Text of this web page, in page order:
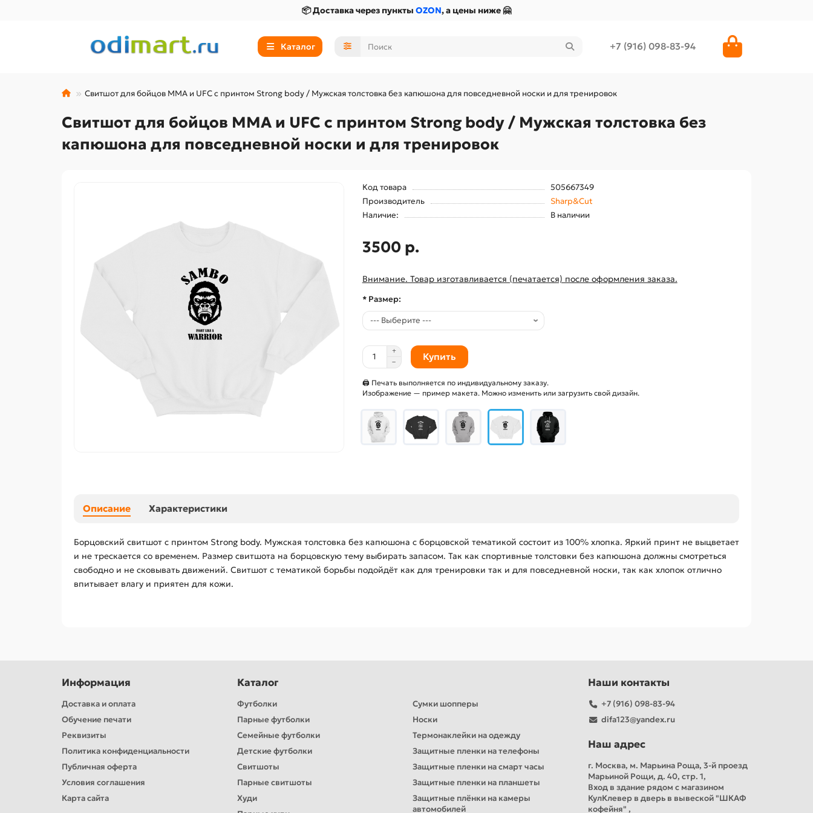
📦 Доставка через пункты OZON, а цены ниже 🤗
Каталог +7 (916) 098-83-94
Свитшот для бойцов ММА и UFC с принтом Strong body / Мужская толстовка без капюшона для повседневной носки и для тренировок
Свитшот для бойцов ММА и UFC с принтом Strong body / Мужская толстовка без
капюшона для повседневной носки и для тренировок
Код товара
505667349
Производитель
Sharp&Cut
Наличие:
В наличии
3500 р.
Внимание. Товар изготавливается (печатается) после оформления заказа.
* Размер:
Купить
🖨 Печать выполняется по индивидуальному заказу.
Изображение — пример макета. Можно изменить или загрузить свой дизайн.
Описание Характеристики
Борцовский свитшот с принтом Strong body. Мужская толстовка без капюшона с борцовской тематикой состоит из 100% хлопка. Яркий принт не выцветает
и не трескается со временем. Размер свитшота на борцовскую тему выбирать запасом. Так как спортивные толстовки без капюшона должны смотреться
свободно и не сковывать движений. Свитшот с тематикой борьбы подойдёт как для тренировки так и для повседневной носки, так как хлопок отлично
впитывает влагу и приятен для кожи.
Информация
Доставка и оплата
Обучение печати
Реквизиты
Политика конфиденциальности
Публичная оферта
Условия соглашения
Карта сайта
Каталог
Футболки
Парные футболки
Семейные футболки
Детские футболки
Свитшоты
Парные свитшоты
Худи
Сумки шопперы
Носки
Термонаклейки на одежду
Защитные пленки на телефоны
Защитные пленки на смарт часы
Защитные пленки на планшеты
Защитные плёнки на камеры
автомобилей
Наши контакты
+7 (916) 098-83-94
difa123@yandex.ru
Наш адрес
г. Москва, м. Марьина Роща, 3-й проезд
Марьиной Рощи, д. 40, стр. 1,
Вход в здание рядом с магазином
КулКлевер в дверь в вывеской "ШКАФ
кофейня" ,